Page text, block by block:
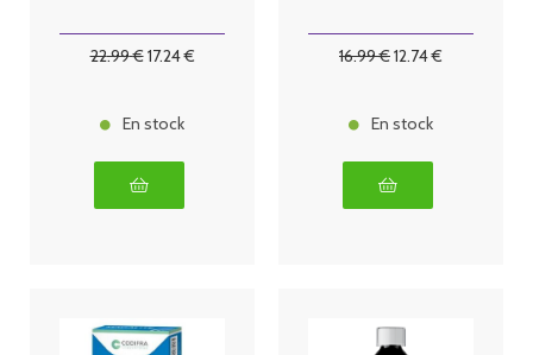
22.99€17.24€
En stock
16.99€12.74€
En stock